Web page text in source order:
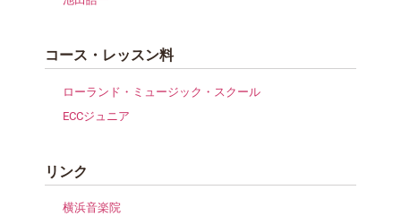
コース・レッスン料
ローランド・ミュージック・スクール
ECCジュニア
リンク
横浜音楽院